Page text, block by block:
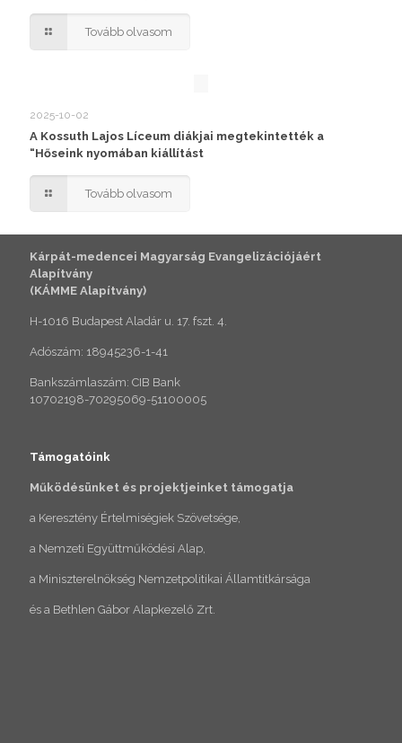
Tovább olvasom
2025-10-02
A Kossuth Lajos Líceum diákjai megtekintették a
“Hőseink nyomában kiállítást
Tovább olvasom
Kárpát-medencei Magyarság Evangelizációjáért
Alapítvány
(KÁMME Alapítvány)
H-1016 Budapest Aladár u. 17. fszt. 4.
Adószám: 18945236-1-41
Bankszámlaszám: CIB Bank
10702198-70295069-51100005
Támogatóink
Működésünket és projektjeinket támogatja
a Keresztény Értelmiségiek Szövetsége,
a Nemzeti Együttműködési Alap,
a Miniszterelnökség Nemzetpolitikai Államtitkársága
és a Bethlen Gábor Alapkezelő Zrt.